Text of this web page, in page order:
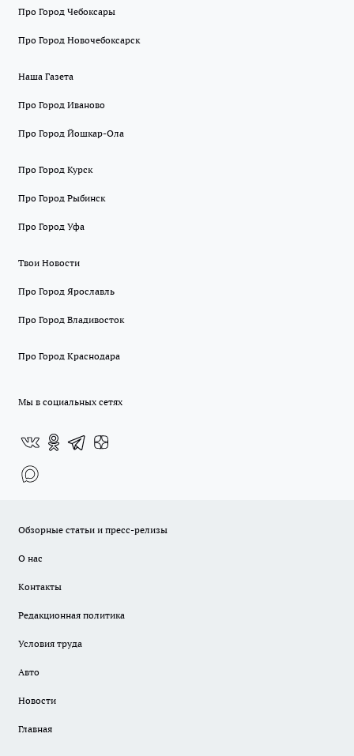
Про Город Чебоксары
Про Город Новочебоксарск
Наша Газета
Про Город Иваново
Про Город Йошкар-Ола
Про Город Курск
Про Город Рыбинск
Про Город Уфа
Твои Новости
Про Город Ярославль
Про Город Владивосток
Про Город Краснодара
Мы в социальных сетях
Обзорные статьи и пресс-релизы
О нас
Контакты
Редакционная политика
Условия труда
Авто
Новости
Главная